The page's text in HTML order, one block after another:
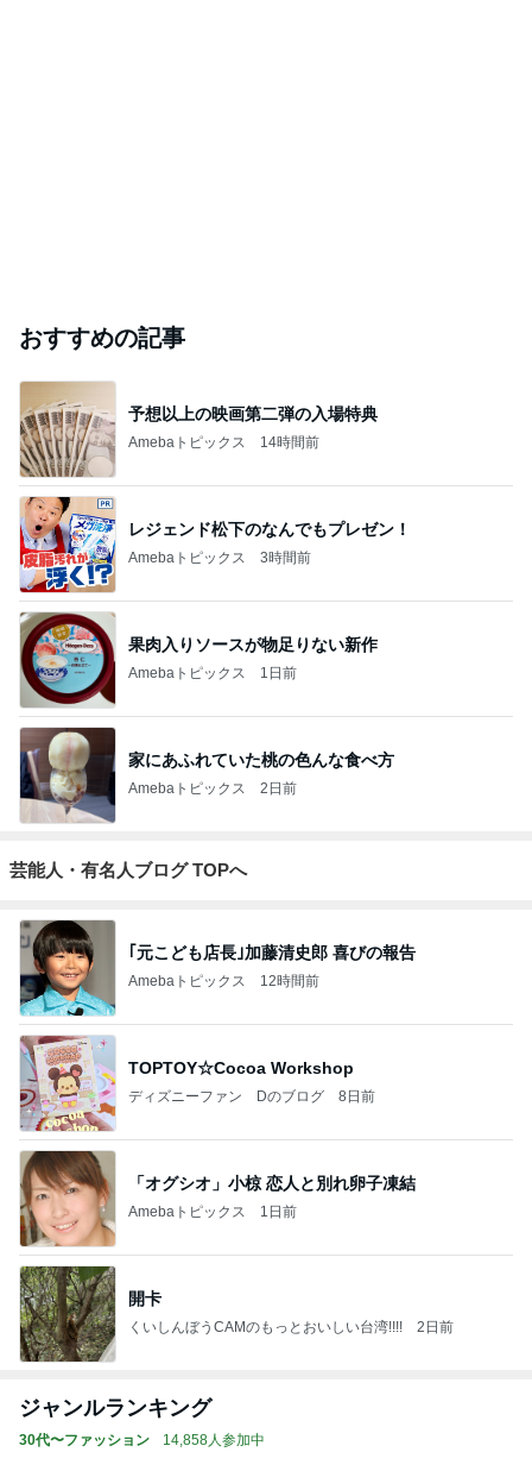
おすすめの記事
予想以上の映画第二弾の入場特典
Amebaトピックス 14時間前
レジェンド松下のなんでもプレゼン！
Amebaトピックス 3時間前
果肉入りソースが物足りない新作
Amebaトピックス 1日前
家にあふれていた桃の色んな食べ方
Amebaトピックス 2日前
芸能人・有名人ブログ TOPへ
｢元こども店長｣加藤清史郎 喜びの報告
Amebaトピックス 12時間前
TOPTOY☆Cocoa Workshop
ディズニーファン Dのブログ 8日前
「オグシオ」小椋 恋人と別れ卵子凍結
Amebaトピックス 1日前
開卡
くいしんぼうCAMのもっとおいしい台湾!!!! 2日前
ジャンルランキング
30代〜ファッション 14,858人参加中